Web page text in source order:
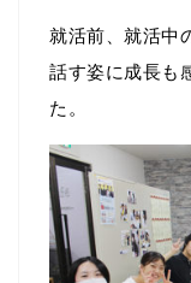
就活前、就活中
話す姿に成長も
た。